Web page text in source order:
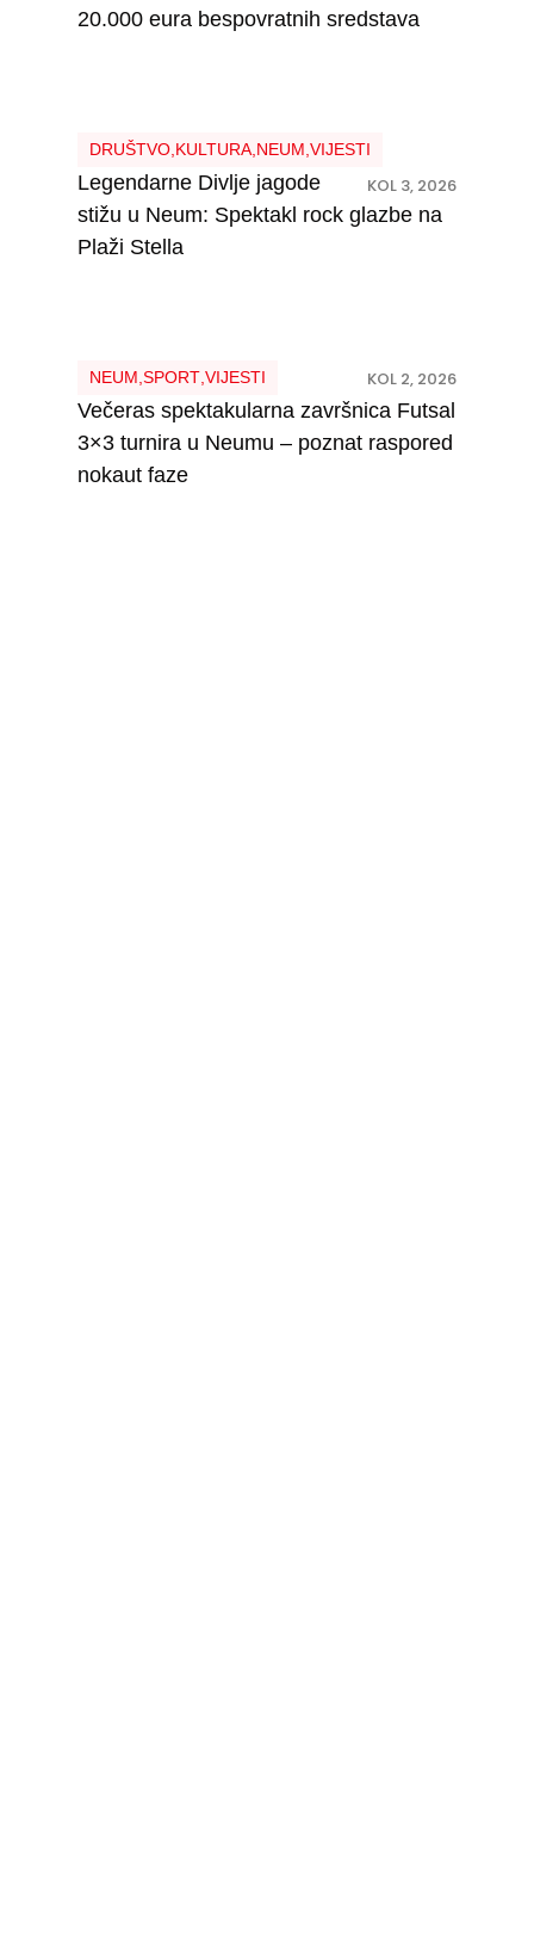
20.000 eura bespovratnih sredstava
DRUŠTVO, KULTURA, NEUM VIJESTI
KOL 3, 2026
Legendarne Divlje jagode
stižu u Neum: Spektakl rock glazbe na
Plaži Stella
NEUM SPORT, VIJESTI KOL 2, 2026
Večeras spektakularna završnica Futsal
3×3 turnira u Neumu – poznat raspored
nokaut faze